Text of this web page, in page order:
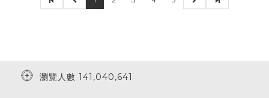
瀏覽人數 141,040,641